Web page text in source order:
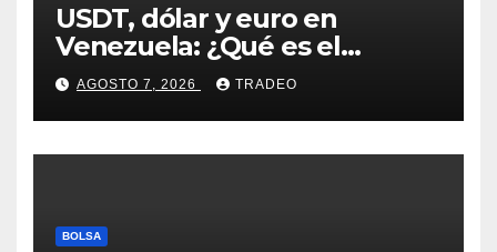
USDT, dólar y euro en
Venezuela: ¿Qué es el
fenómeno “Rockets and
Feathers”?
AGOSTO 7, 2026 TRADEO
BOLSA